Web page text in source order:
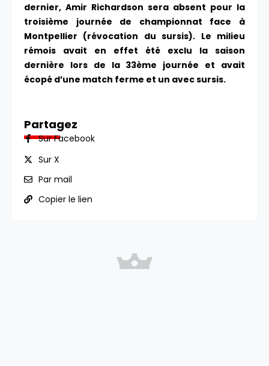
dernier, Amir Richardson sera absent pour la
troisième journée de championnat face à
Montpellier (révocation du sursis). Le milieu
rémois avait en effet été exclu la saison
dernière lors de la 33ème journée et avait
écopé d’une match ferme et un avec sursis.
Partagez
Sur Facebook
Sur X
Par mail
Copier le lien